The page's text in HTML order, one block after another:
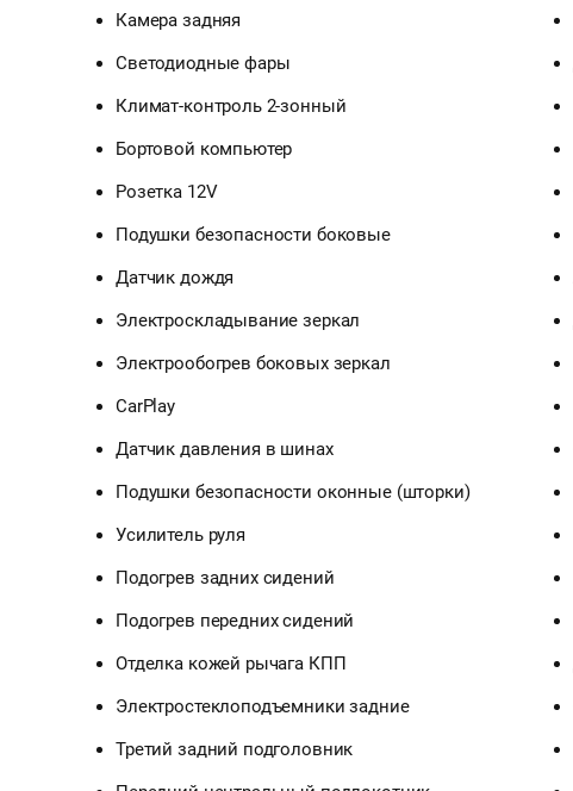
Камера задняя
Светодиодные фары
Климат-контроль 2-зонный
Бортовой компьютер
Розетка 12V
Подушки безопасности боковые
Датчик дождя
Электроскладывание зеркал
Электрообогрев боковых зеркал
CarPlay
Датчик давления в шинах
Подушки безопасности оконные (шторки)
Усилитель руля
Подогрев задних сидений
Подогрев передних сидений
Отделка кожей рычага КПП
Электростеклоподъемники задние
Третий задний подголовник